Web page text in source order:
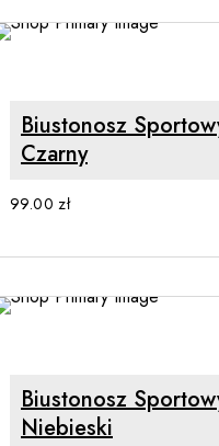
Biustonosz
Czarny
99.00zł
Biustonosz
Niebieski